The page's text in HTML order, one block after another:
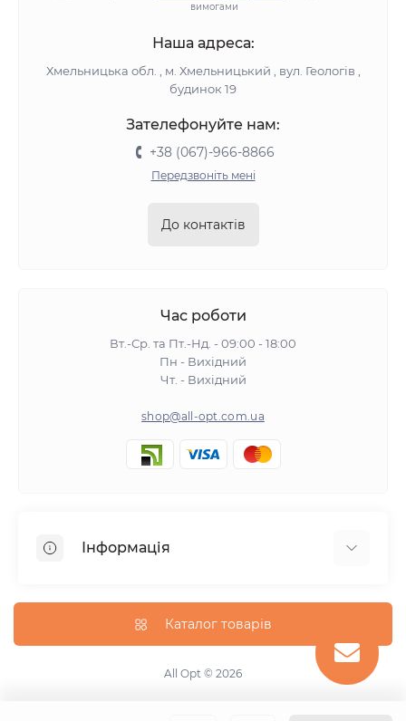
вимогами
Наша адреса:
Хмельницька обл. , м. Хмельницький , вул. Геологів ,
будинок 19
Зателефонуйте нам:
+38 (067)-966-8866
Передзвоніть мені
До контактів
Час роботи
Вт.-Ср. та Пт.-Нд. - 09:00 - 18:00
Пн - Вихідний
Чт. - Вихідний
shop@all-opt.com.ua
Інформація
Оплата та доставка
Повернення та обмін
Політика конфіденційності
Каталог товарів
All Opt © 2026